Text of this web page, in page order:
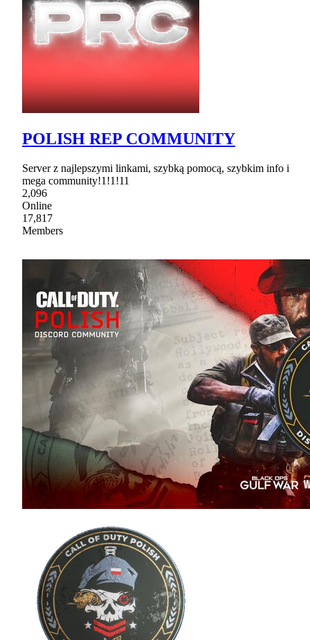
POLISH REP COMMUNITY
Server z najlepszymi linkami, szybką pomocą, szybkim info i
mega community!1!1!11
2,096
Online
17,817
Members